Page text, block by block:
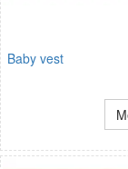
Baby vest